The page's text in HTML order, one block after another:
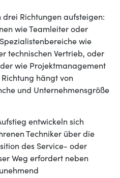
drei Richtungen aufsteigen:
wie Teamleiter oder
wie
technischen Vertrieb, oder
wie Projektmanagement
hängt von
und Unternehmensgröße
entwickeln sich
Techniker über die
des Service- oder
Weg erfordert neben